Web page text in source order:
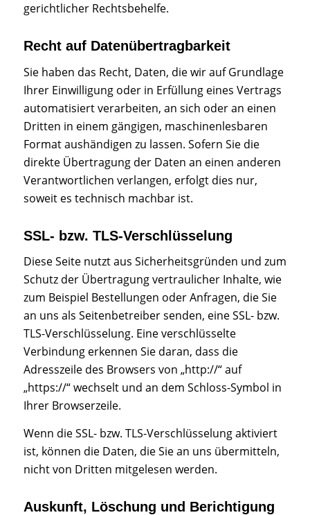
gerichtlicher Rechtsbehelfe.
Recht auf Datenübertragbarkeit
Sie haben das Recht, Daten, die wir auf Grundlage
Ihrer Einwilligung oder in Erfüllung eines Vertrags
automatisiert verarbeiten, an sich oder an einen
Dritten in einem gängigen, maschinenlesbaren
Format aushändigen zu lassen. Sofern Sie die
direkte Übertragung der Daten an einen anderen
Verantwortlichen verlangen, erfolgt dies nur,
soweit es technisch machbar ist.
SSL- bzw. TLS-Verschlüsselung
Diese Seite nutzt aus Sicherheitsgründen und zum
Schutz der Übertragung vertraulicher Inhalte, wie
zum Beispiel Bestellungen oder Anfragen, die Sie
an uns als Seitenbetreiber senden, eine SSL- bzw.
TLS-Verschlüsselung. Eine verschlüsselte
Verbindung erkennen Sie daran, dass die
Adresszeile des Browsers von „http://“ auf
„https://“ wechselt und an dem Schloss-Symbol in
Ihrer Browserzeile.
Wenn die SSL- bzw. TLS-Verschlüsselung aktiviert
ist, können die Daten, die Sie an uns übermitteln,
nicht von Dritten mitgelesen werden.
Auskunft, Löschung und Berichtigung